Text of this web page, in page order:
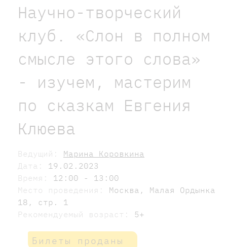
Научно-творческий
клуб. «Слон в полном
смысле этого слова»
- изучем, мастерим
по сказкам Евгения
Клюева
Ведущий: Марина Коровкина
Дата: 19.02.2023
Время: 12:00 - 13:00
Место проведения: Москва, Малая Ордынка
18, стр. 1
Рекомендуемый возраст: 5+
Билеты проданы